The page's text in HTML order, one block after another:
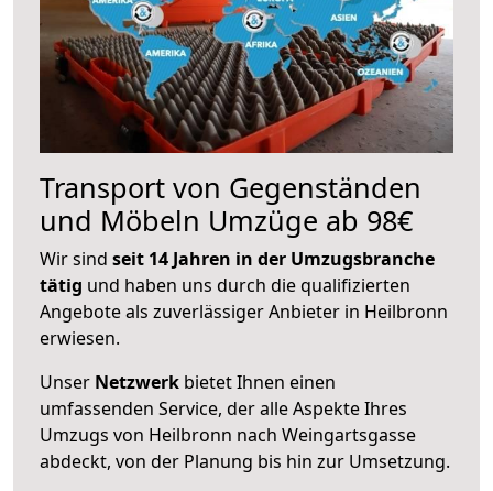
Transport von Gegenständen
und Möbeln Umzüge ab 98€
Wir sind seit 14 Jahren in der Umzugsbranche
tätig und haben uns durch die qualifizierten
Angebote als zuverlässiger Anbieter in Heilbronn
erwiesen.
Unser Netzwerk bietet Ihnen einen
umfassenden Service, der alle Aspekte Ihres
Umzugs von Heilbronn nach Weingartsgasse
abdeckt, von der Planung bis hin zur Umsetzung.